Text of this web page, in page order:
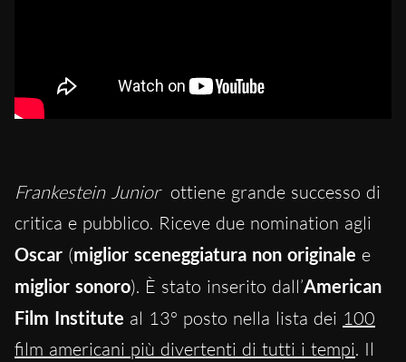
Frankestein Junior ottiene grande successo di
critica e pubblico. Riceve due nomination agli
Oscar (miglior sceneggiatura non originale e
miglior sonoro). È stato inserito dall’American
Film Institute al 13° posto nella lista dei 100
film americani più divertenti di tutti i tempi. Il